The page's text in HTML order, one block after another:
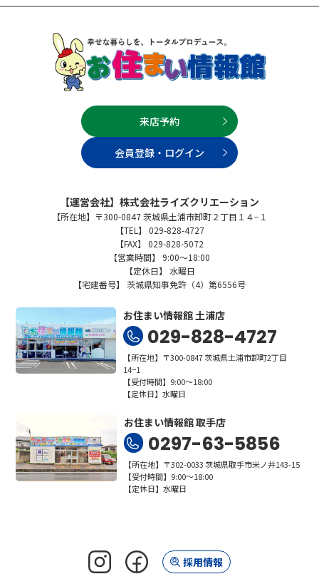
来店予約
会員登録・ログイン
【運営会社】株式会社ライズクリエーション
【所在地】〒300-0847 茨城県土浦市卸町２丁目１４−１
【TEL】 029-828-4727
【FAX】 029-828-5072
【営業時間】 9:00～18:00
【定休日】 水曜日
【宅建番号】 茨城県知事免許（4）第6556号
お住まい情報館 土浦店
029-828-4727
【所在地】〒300-0847 茨城県土浦市卸町2丁目
14−1
【受付時間】9:00～18:00
【定休日】水曜日
お住まい情報館 取手店
0297-63-5856
【所在地】〒302-0033 茨城県取手市米ノ井143-15
【受付時間】9:00～18:00
【定休日】水曜日
採用情報